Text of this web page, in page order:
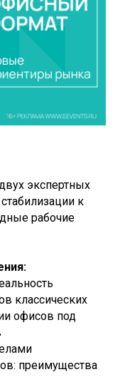
экспертных
к
рабочие
классических
офисов под
преимущества